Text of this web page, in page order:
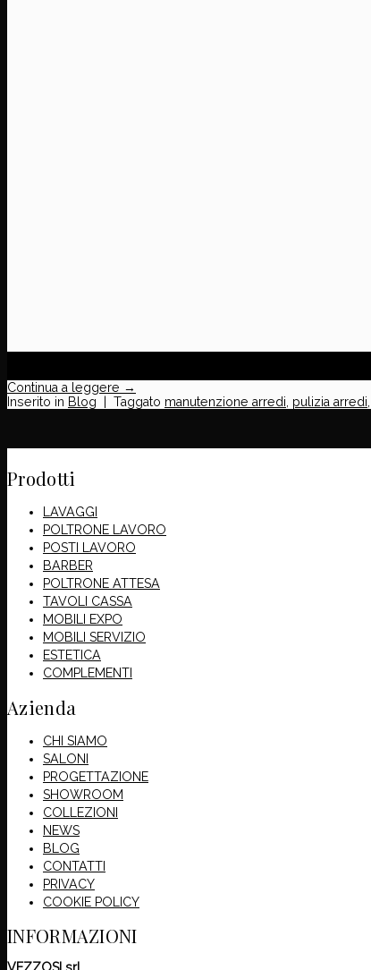
Continua a leggere →
Inserito in Blog Taggato manutenzione arredi pulizia arredi
Prodotti
LAVAGGI
POLTRONE LAVORO
POSTI LAVORO
BARBER
POLTRONE ATTESA
TAVOLI CASSA
MOBILI EXPO
MOBILI SERVIZIO
ESTETICA
COMPLEMENTI
Azienda
CHI SIAMO
SALONI
PROGETTAZIONE
SHOWROOM
COLLEZIONI
NEWS
BLOG
CONTATTI
PRIVACY
COOKIE POLICY
INFORMAZIONI